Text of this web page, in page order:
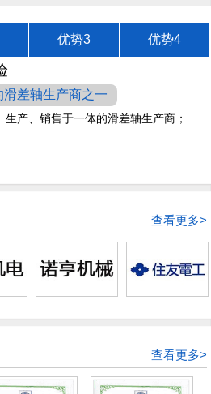
优势3 优势4
差轴生产商之一
产、销售于一体的滑差轴生产商；
查看更多>
查看更多>